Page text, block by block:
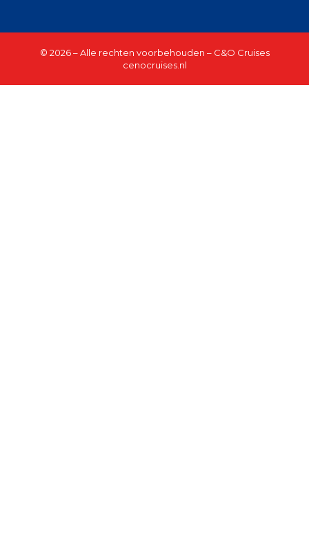
© 2026 – Alle rechten voorbehouden – C&O Cruises
cenocruises.nl